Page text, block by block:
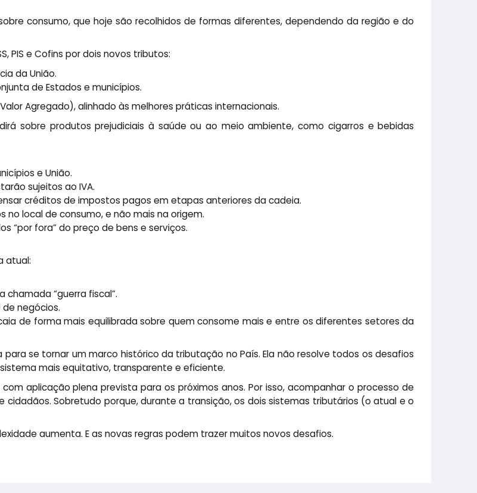
consumo, que hoje são recolhidos de formas diferentes, dependendo da região e do
PIS e Cofins por dois novos tributos:
da União.
de Estados e municípios.
Agregado), alinhado às melhores práticas internacionais.
sobre produtos prejudiciais à saúde ou ao meio ambiente, como cigarros e bebidas
e União.
sujeitos ao IVA.
créditos de impostos pagos em etapas anteriores da cadeia.
no local de consumo, e não mais na origem.
“por fora” do preço de bens e serviços.
atual:
chamada “guerra fiscal”.
negócios.
de forma mais equilibrada sobre quem consome mais e entre os diferentes setores da
se tornar um marco histórico da tributação no País. Ela não resolve todos os desafios
mais equitativo, transparente e eficiente.
aplicação plena prevista para os próximos anos. Por isso, acompanhar o processo de
Sobretudo porque, durante a transição, os dois sistemas tributários (o atual e o
aumenta. E as novas regras podem trazer muitos novos desafios.